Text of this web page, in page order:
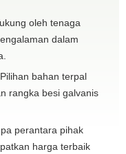
oleh tenaga
dalam
Pilihan bahan terpal
rangka besi galvanis
perantara pihak
harga terbaik